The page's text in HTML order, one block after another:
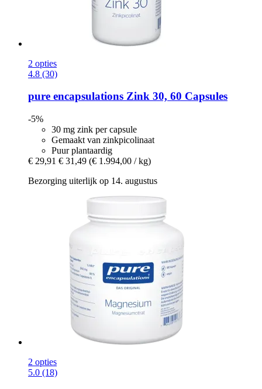
2 opties
4.8 (30)
pure encapsulations Zink 30, 60 Capsules
-5%
30 mg zink per capsule
Gemaakt van zinkpicolinaat
Puur plantaardig
€ 29,91 € 31,49 (€ 1.994,00 / kg)
Bezorging uiterlijk op 14. augustus
2 opties
5.0 (18)